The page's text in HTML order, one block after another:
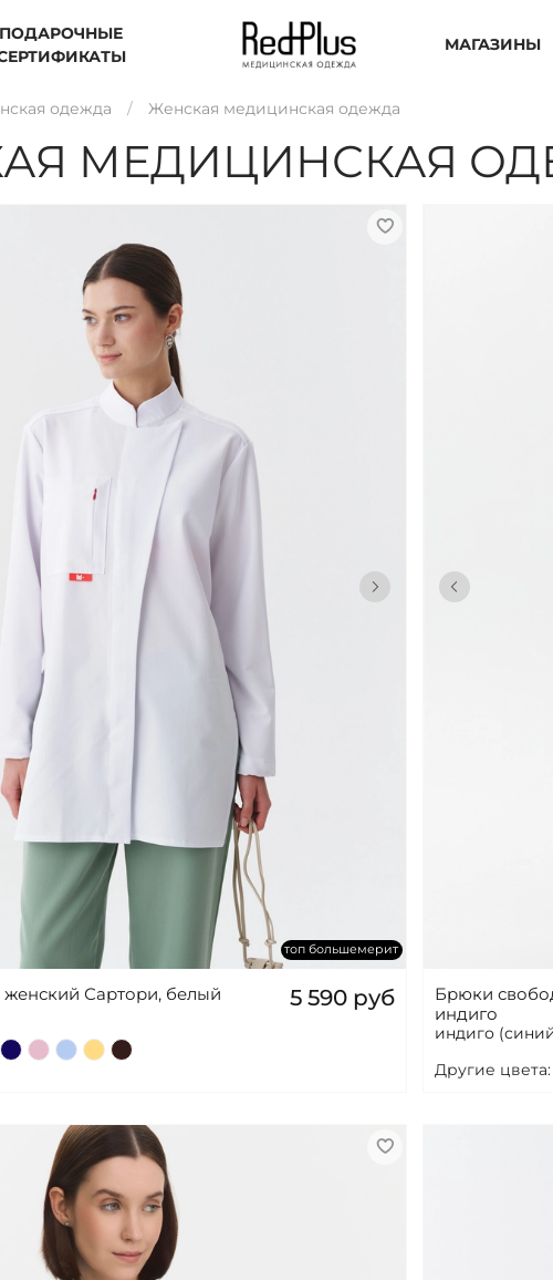
ПОДАРОЧНЫЕ
МАГАЗИНЫ
одежда Женская медицинская одежда
МЕДИЦИНСКАЯ
топ большемерит
Сартори, белый 5 590 руб
Брюки
индиго
индиго
Другие цвета: